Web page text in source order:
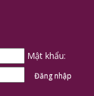
Mật khẩu: